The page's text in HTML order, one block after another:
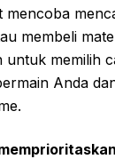
mencoba
membeli
untuk memilih
Anda